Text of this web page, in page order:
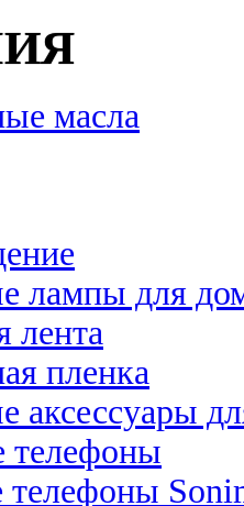
масла
лампы для
лента
пленка
аксессуары
телефоны